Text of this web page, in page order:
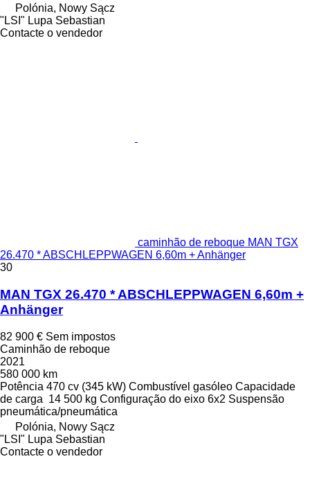
Polónia, Nowy Sącz
"LSI" Lupa Sebastian
Contacte o vendedor
caminhão de reboque MAN TGX
26.470 * ABSCHLEPPWAGEN 6,60m + Anhänger
30
MAN TGX 26.470 * ABSCHLEPPWAGEN 6,60m +
Anhänger
82 900 € Sem impostos
Caminhão de reboque
2021
580 000 km
Potência 470 cv (345 kW) Combustível gasóleo Capacidade
de carga 14 500 kg Configuração do eixo 6x2 Suspensão
pneumática/pneumática
Polónia, Nowy Sącz
"LSI" Lupa Sebastian
Contacte o vendedor